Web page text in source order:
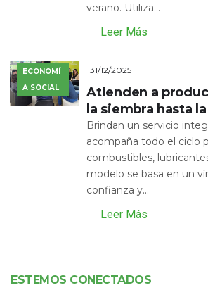
verano. Utiliza...
Leer Más
ECONOMÍ
A SOCIAL
31/12/2025
Atienden a
la siembra hasta
Brindan un servicio
acompaña todo el ciclo
combustibles,
modelo se basa en un
confianza y...
Leer Más
ESTEMOS CONECTADOS